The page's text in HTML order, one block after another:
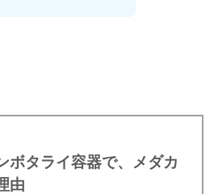
ボタライ容器で、メダカ
由